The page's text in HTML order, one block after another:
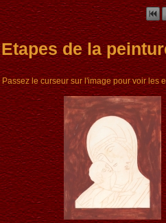
Etapes de la
Passez le curseur sur l'image pour voir les